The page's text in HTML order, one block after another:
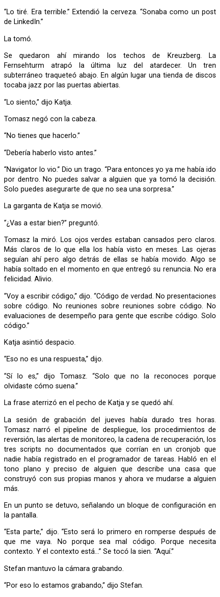
“Lo tiré. Era terrible.” Extendió la cerveza. “Sonaba como un post
de LinkedIn.”
La tomó.
Se quedaron ahí mirando los techos de Kreuzberg. La
Fernsehturm atrapó la última luz del atardecer. Un tren
subterráneo traqueteó abajo. En algún lugar una tienda de discos
tocaba jazz por las puertas abiertas.
“Lo siento,” dijo Katja.
Tomasz negó con la cabeza.
“No tienes que hacerlo.”
“Debería haberlo visto antes.”
“Navigator lo vio.” Dio un trago. “Para entonces yo ya me había ido
por dentro. No puedes salvar a alguien que ya tomó la decisión.
Solo puedes asegurarte de que no sea una sorpresa.”
La garganta de Katja se movió.
“¿Vas a estar bien?” preguntó.
Tomasz la miró. Los ojos verdes estaban cansados pero claros.
Más claros de lo que ella los había visto en meses. Las ojeras
seguían ahí pero algo detrás de ellas se había movido. Algo se
había soltado en el momento en que entregó su renuncia. No era
felicidad. Alivio.
“Voy a escribir código,” dijo. “Código de verdad. No presentaciones
sobre código. No reuniones sobre reuniones sobre código. No
evaluaciones de desempeño para gente que escribe código. Solo
código.”
Katja asintió despacio.
“Eso no es una respuesta,” dijo.
“Sí lo es,” dijo Tomasz. “Solo que no la reconoces porque
olvidaste cómo suena.”
La frase aterrizó en el pecho de Katja y se quedó ahí.
La sesión de grabación del jueves había durado tres horas.
Tomasz narró el pipeline de despliegue, los procedimientos de
reversión, las alertas de monitoreo, la cadena de recuperación, los
tres scripts no documentados que corrían en un cronjob que
nadie había registrado en el programador de tareas. Habló en el
tono plano y preciso de alguien que describe una casa que
construyó con sus propias manos y ahora ve mudarse a alguien
más.
En un punto se detuvo, señalando un bloque de configuración en
la pantalla.
“Esta parte,” dijo. “Esto será lo primero en romperse después de
que me vaya. No porque sea mal código. Porque necesita
contexto. Y el contexto está…” Se tocó la sien. “Aquí.”
Stefan mantuvo la cámara grabando.
“Por eso lo estamos grabando,” dijo Stefan.